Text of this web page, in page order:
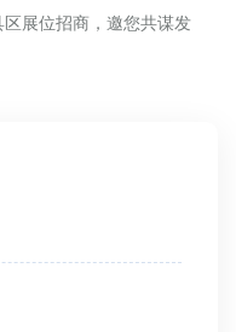
展位招商，邀您共谋发